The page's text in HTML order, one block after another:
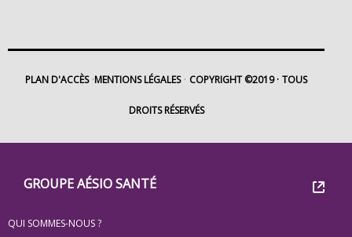
Groupe
Eovi
GROUPE AÉSIO SANTÉ
QUI SOMMES-NOUS ?
PLAN D'ACCÈS MENTIONS LÉGALES COPYRIGHT ©2019 TOUS
DROITS RÉSERVÉS